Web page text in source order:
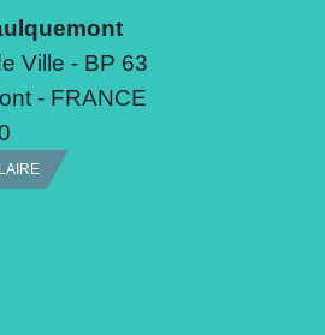
Ville - BP 63
- FRANCE